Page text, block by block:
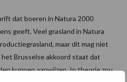
dat boeren in Natura 2000
geeft. Veel grasland in Natura
maar dit mag niet
Brusselse akkoord staat dat
kunnen aanwijzen. In theorie zou